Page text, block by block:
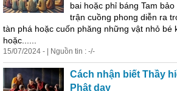
bai hoặc phỉ báng Tam
trận cuồng phong diễn ra
tàn phá hoặc cuốn phăng những vật nhỏ bé
hoặc......
15/07/2024 - | Nguồn tin : -/-
Cách nhận biết Thầy
Phật dạy